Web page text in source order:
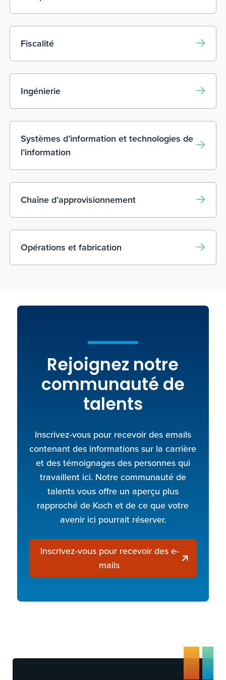
Fiscalité
Ingénierie
Systèmes d’information et technologies de
l’information
Chaîne d’approvisionnement
Opérations et fabrication
Rejoignez notre
communauté de
talents
Inscrivez-vous pour recevoir des emails
contenant des informations sur la carrière
et des témoignages des personnes qui
travaillent ici. Notre communauté de
talents vous offre un aperçu plus
rapproché de Koch et de ce que votre
avenir ici pourrait réserver.
Inscrivez-vous pour recevoir des e-
mails